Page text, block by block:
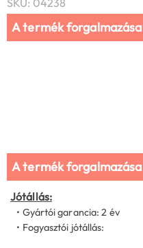
SKU: 04238
A termék
A termék
Jótállás:
• Gyártói garancia: 2 év
• Fogyasztói jótállás: